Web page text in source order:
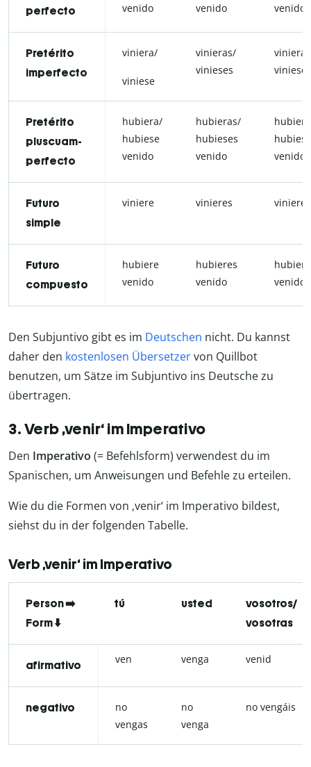
perfecto
venido
venido
venido
Pretérito
imperfecto
viniera/
viniese
vinieras/
vinieses
viniera/
viniese
Pretérito
pluscuam-
perfecto
hubiera/
hubiese
venido
hubieras/
hubieses
venido
hubiese
venido
Futuro
simple
viniere vinieres viniere
Futuro
compuesto
hubiere
venido
hubieres
venido
hubiere
venido
Den Subjuntivo gibt es im Deutschen nicht. Du kannst
daher den kostenlosen Übersetzervon Quillbot
benutzen, um Sätze im Subjuntivo ins Deutsche zu
übertragen.
3. Verb ‚venir‘ im Imperativo
Den Imperativo (= Befehlsform) verwendest du im
Spanischen, um Anweisungen und Befehle zu erteilen.
Wie du die Formen von ‚venir‘ im Imperativo bildest,
siehst du in der folgenden Tabelle.
Verb ‚venir‘ im Imperativo
Person ➡️
Form ⬇️
tú usted
vosotros/
vosotras
afirmativo ven venga venid
negativo
no
vengas
no
venga
no vengáis